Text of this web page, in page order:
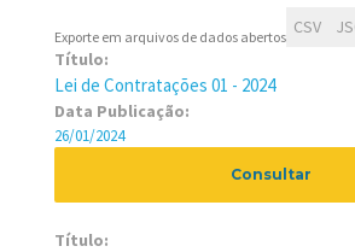
Exporte em arquivos de dados abertos CSV
Título:
Lei de Contratações 01 - 2024
Data Publicação:
26/01/2024
Consultar
Título: